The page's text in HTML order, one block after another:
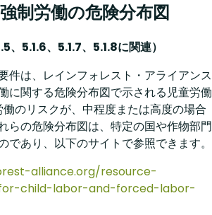
制労働の危険分布図
、5.1.6、5.1.7、5.1.8に関連）
件は、レインフォレスト・アライアンス
に関する危険分布図で示される児童労働
のリスクが、中程度または高度の場合
らの危険分布図は、特定の国や作物部門
であり、以下のサイトで参照できます。
alliance.org/resource-
child-labor-and-forced-labor-